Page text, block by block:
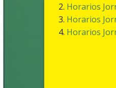
Horarios
Horarios
Horarios